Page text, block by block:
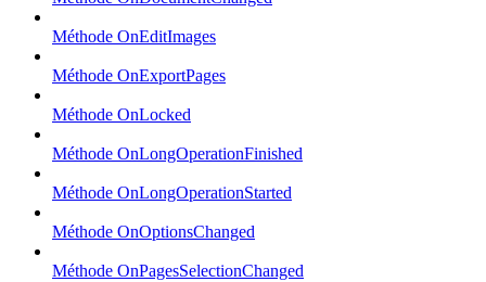
Méthode OnEditImages
Méthode OnExportPages
Méthode OnLocked
Méthode OnLongOperationFinished
Méthode OnLongOperationStarted
Méthode OnOptionsChanged
Méthode OnPagesSelectionChanged